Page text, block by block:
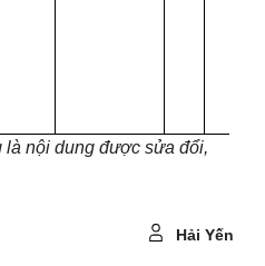
nội dung được sửa đổi,
Hải Yến